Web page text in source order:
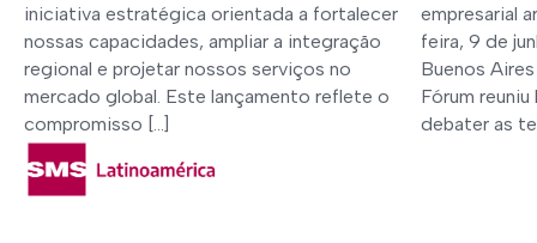
iniciativa estratégica orientada a fortalecer
nossas capacidades, ampliar a integração
regional e projetar nossos serviços no
mercado global. Este lançamento reflete o
compromisso […]
empresarial
feira, 9 de
Buenos
Fórum
debater as